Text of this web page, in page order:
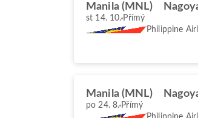
Manila (MNL)
st 14. 10. Přímý
Philippine
Manila (MNL)
po 24. 8. Přímý